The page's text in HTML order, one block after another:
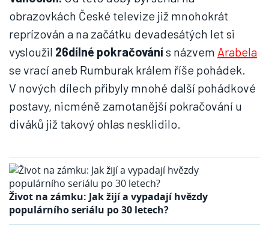
obrazovkách České televize již mnohokrát
reprízován a na začátku devadesátých let si
vysloužil 26dílné pokračovánís názvem Arabela
se vrací aneb Rumburak králem říše pohádek.
V nových dílech přibyly mnohé další pohádkové
postavy, nicméně zamotanější pokračování u
diváků již takový ohlas nesklidilo.
Život na zámku: Jak žijí a vypadají hvězdy
populárního seriálu po 30 letech?